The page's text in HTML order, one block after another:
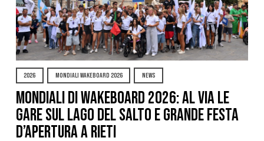
2026 MONDIALI WAKEBOARD 2026 NEWS
Mondiali di Wakeboard 2026: al via le
gare sul Lago del Salto e grande festa
d’apertura a Rieti